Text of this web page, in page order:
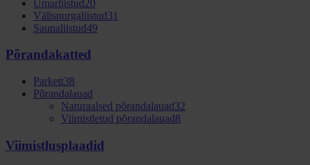
Ümarliistud 20
Välisnurgaliistud31
Saunaliistud49
Põrandakatted
Parkett38
Põrandalauad
Naturaalsed põrandalauad32
Viimistletud põrandalauad8
Viimistlusplaadid